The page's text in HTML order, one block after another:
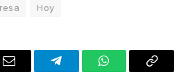
Hoy
Email TelegramWhatsAppCopy